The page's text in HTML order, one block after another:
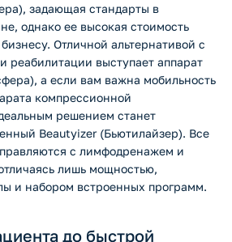
задающая стандарты в
однако ее высокая стоимость
Отличной альтернативой с
реабилитации выступает аппарат
а если вам важна мобильность
компрессионной
решением станет
Beautyizer (Бьютилайзер). Все
с лимфодренажем и
лишь мощностью,
и набором встроенных программ.
до быстрой